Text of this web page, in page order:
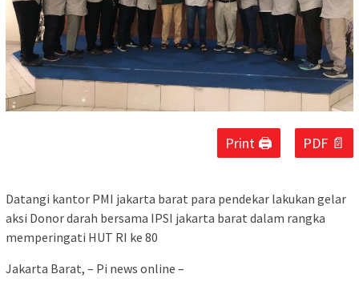
Print 🖨 PDF 📄
Datangi kantor PMI jakarta barat para pendekar lakukan gelar
aksi Donor darah bersama IPSI jakarta barat dalam rangka
memperingati HUT RI ke 80
Jakarta Barat, – Pi news online –